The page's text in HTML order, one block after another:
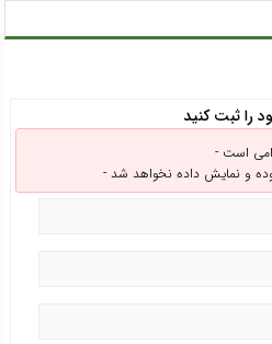
را ثبت کنید
است -
و نمایش داده نخواهد شد -